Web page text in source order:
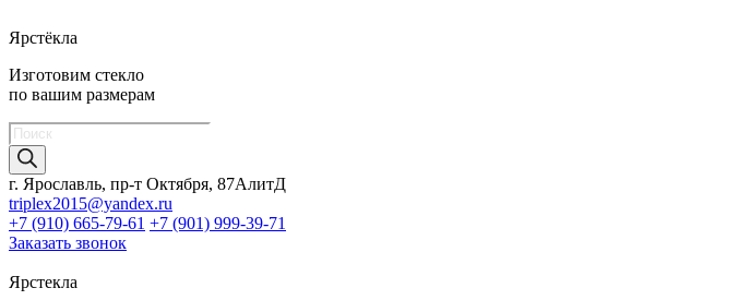
Ярстёкла
Изготовим стекло
по вашим размерам
Поиск
товаров
г. Ярославль, пр-т Октября, 87АлитД
triplex2015@yandex.ru
+7 (910) 665-79-61 +7 (901) 999-39-71
Заказать звонок
Ярстекла